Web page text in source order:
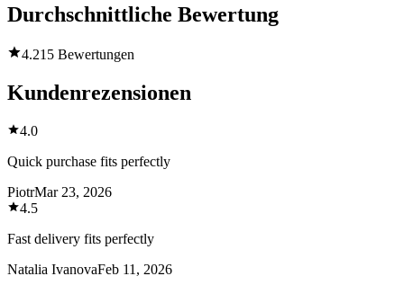
Durchschnittliche Bewertung
4.215 Bewertungen
Kundenrezensionen
4.0
Quick purchase fits perfectly
PiotrMar 23, 2026
4.5
Fast delivery fits perfectly
Natalia IvanovaFeb 11, 2026